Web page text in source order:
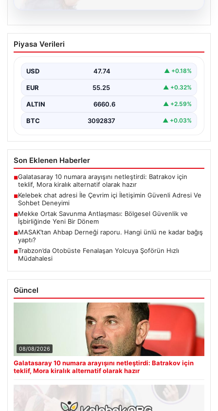
Kelebek chat adresi İle Çevrim içi
İletişimin Güvenli Adresi Ve Sohbet
Sanal çağında bireylerin kaliteli bir tarzda irtibat kurması
Piyasa Verileri
USD 47.74 ▲ +0.18%
EUR 55.25 ▲ +0.32%
ALTIN 6660.6 ▲ +2.59%
BTC 3092837 ▲ +0.03%
Son Eklenen Haberler
■Galatasaray 10 numara arayışını netleştirdi: Batrakov için
teklif, Mora kiralık alternatif olarak hazır
■Kelebek chat adresi İle Çevrim içi İletişimin Güvenli Adresi Ve
Sohbet Deneyimi
■Mekke Ortak Savunma Antlaşması: Bölgesel Güvenlik ve
İşbirliğinde Yeni Bir Dönem
■MASAK’tan Ahbap Derneği raporu. Hangi ünlü ne kadar bağış
yaptı?
■Trabzon’da Otobüste Fenalaşan Yolcuya Şoförün Hızlı
Müdahalesi
Güncel
08/08/2026
Galatasaray 10 numara arayışını netleştirdi: Batrakov için
teklif, Mora kiralık alternatif olarak hazır